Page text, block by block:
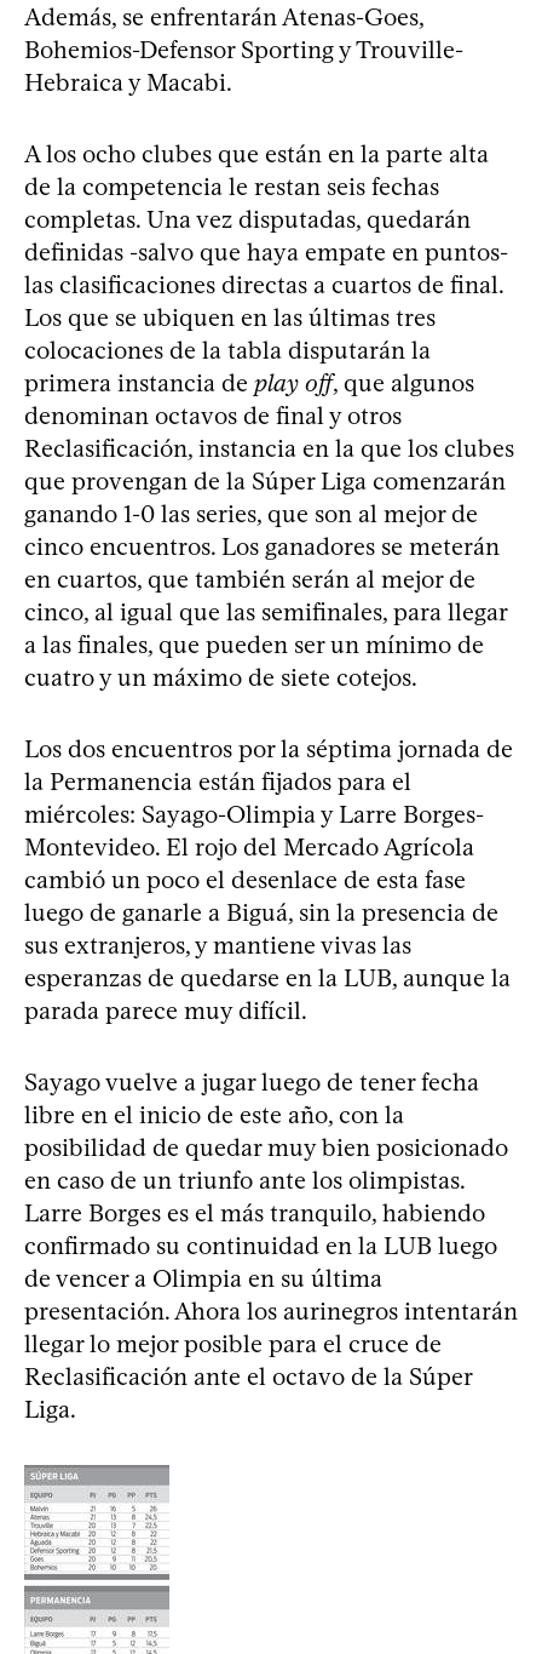
Además, se enfrentarán Atenas-Goes,
Bohemios-Defensor Sporting y Trouville-
Hebraica y Macabi.
A los ocho clubes que están en la parte alta
de la competencia le restan seis fechas
completas. Una vez disputadas, quedarán
definidas -salvo que haya empate en puntos-
las clasificaciones directas a cuartos de final.
Los que se ubiquen en las últimas tres
colocaciones de la tabla disputarán la
primera instancia de play off, que algunos
denominan octavos de final y otros
Reclasificación, instancia en la que los clubes
que provengan de la Súper Liga comenzarán
ganando 1-0 las series, que son al mejor de
cinco encuentros. Los ganadores se meterán
en cuartos, que también serán al mejor de
cinco, al igual que las semifinales, para llegar
a las finales, que pueden ser un mínimo de
cuatro y un máximo de siete cotejos.
Los dos encuentros por la séptima jornada de
la Permanencia están fijados para el
miércoles: Sayago-Olimpia y Larre Borges-
Montevideo. El rojo del Mercado Agrícola
cambió un poco el desenlace de esta fase
luego de ganarle a Biguá, sin la presencia de
sus extranjeros, y mantiene vivas las
esperanzas de quedarse en la LUB, aunque la
parada parece muy difícil.
Sayago vuelve a jugar luego de tener fecha
libre en el inicio de este año, con la
posibilidad de quedar muy bien posicionado
en caso de un triunfo ante los olimpistas.
Larre Borges es el más tranquilo, habiendo
confirmado su continuidad en la LUB luego
de vencer a Olimpia en su última
presentación. Ahora los aurinegros intentarán
llegar lo mejor posible para el cruce de
Reclasificación ante el octavo de la Súper
Liga.